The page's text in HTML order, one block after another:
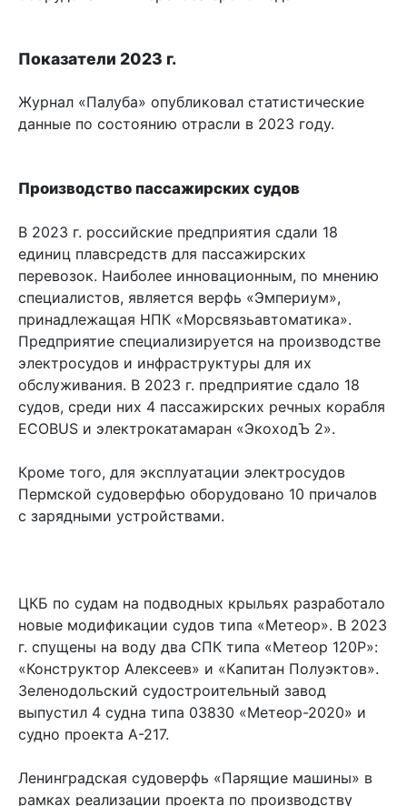
Показатели 2023 г.
Журнал «Палуба» опубликовал статистические
данные по состоянию отрасли в 2023 году.
Производство пассажирских судов
В 2023 г. российские предприятия сдали 18
единиц плавсредств для пассажирских
перевозок. Наиболее инновационным, по мнению
специалистов, является верфь «Эмпериум»,
принадлежащая НПК «Морсвязьавтоматика».
Предприятие специализируется на производстве
электросудов и инфраструктуры для их
обслуживания. В 2023 г. предприятие сдало 18
судов, среди них 4 пассажирских речных корабля
ECOBUS и электрокатамаран «ЭкоходЪ 2».
Кроме того, для эксплуатации электросудов
Пермской судоверфью оборудовано 10 причалов
с зарядными устройствами.
ЦКБ по судам на подводных крыльях разработало
новые модификации судов типа «Метеор». В 2023
г. спущены на воду два СПК типа «Метеор 120Р»:
«Конструктор Алексеев» и «Капитан Полуэктов».
Зеленодольский судостроительный завод
выпустил 4 судна типа 03830 «Метеор-2020» и
судно проекта А-217.
Ленинградская судоверфь «Парящие машины» в
рамках реализации проекта по производству